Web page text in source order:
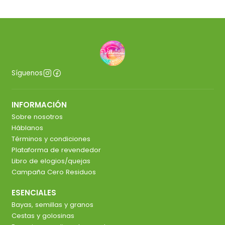
Síguenos
INFORMACIÓN
Sobre nosotros
Háblanos
Términos y condiciones
Plataforma de revendedor
Libro de elogios/quejas
Campaña Cero Residuos
ESENCIALES
Bayas, semillas y granos
Cestas y golosinas